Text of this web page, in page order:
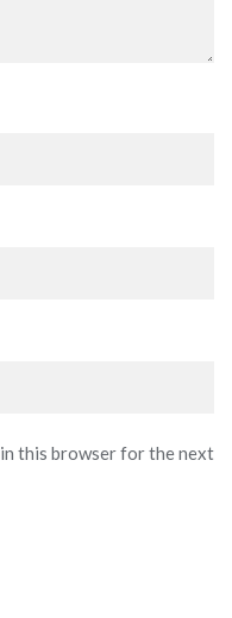
in this browser for the next